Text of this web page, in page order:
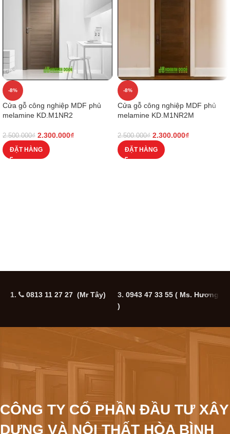
-8%
Cửa gỗ công nghiệp MDF phủ
melamine KD.M1NR2
2.500.000₫ 2.300.000₫
ĐẶT HÀNG
-8%
Cửa gỗ công nghiệp MDF phủ
melamine KD.M1NR2M
2.500.000₫ 2.300.000₫
ĐẶT HÀNG
1. 0813 11 27 27 (Mr Tây) 3. 0943 47 33 55 ( Ms. Hương
)
CÔNG TY CỔ PHẦN ĐẦU TƯ XÂY
DỰNG VÀ NỘI THẤT HÒA BÌNH